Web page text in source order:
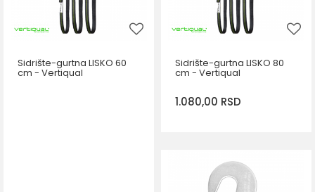
Sidrište-gurtna LISKO 60
cm - Vertiqual
Sidrište-gurtna LISKO 80
cm - Vertiqual
1.080,00 RSD
DODAJ U KORPU